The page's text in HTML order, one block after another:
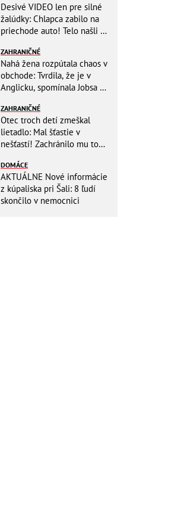
Desivé VIDEO len pre silné
žalúdky: Chlapca zabilo na
priechode auto! Telo našli o
ZAHRANIČNÉ
Nahá žena rozpútala chaos v
obchode: Tvrdila, že je v
Anglicku, spomínala Jobsa aj
ZAHRANIČNÉ
Otec troch detí zmeškal
lietadlo: Mal šťastie v
nešťastí! Zachránilo mu to
DOMÁCE
AKTUÁLNE Nové informácie
z kúpaliska pri Šali: 8 ľudí
skončilo v nemocnici